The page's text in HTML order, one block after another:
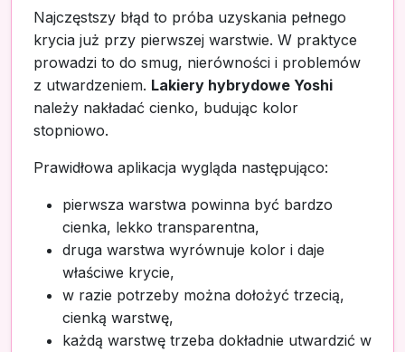
Najczęstszy błąd to próba uzyskania pełnego
krycia już przy pierwszej warstwie. W praktyce
prowadzi to do smug, nierówności i problemów
z utwardzeniem. Lakiery hybrydowe Yoshi
należy nakładać cienko, budując kolor
stopniowo.
Prawidłowa aplikacja wygląda następująco:
pierwsza warstwa powinna być bardzo
cienka, lekko transparentna,
druga warstwa wyrównuje kolor i daje
właściwe krycie,
w razie potrzeby można dołożyć trzecią,
cienką warstwę,
każdą warstwę trzeba dokładnie utwardzić w